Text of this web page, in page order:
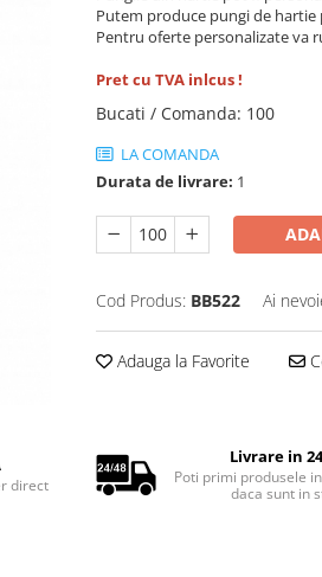
Putem produce pungi de hartie
Pentru oferte personalizate va
Pret cu TVA inlcus !
Bucati / Comanda: 100
LA COMANDA
Durata de livrare: 1
Cod Produs: BB522 Ai
Adauga la Favorite
direct
Livrare in
Poti primi produsele
daca sunt in